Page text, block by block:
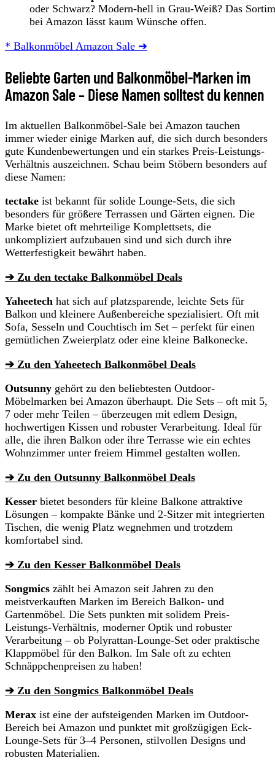
oder Schwarz? Modern-hell in Grau-Weiß? Das
bei Amazon lässt kaum Wünsche offen.
* Balkonmöbel Amazon Sale ➔
Beliebte Garten und Balkonmöbel-Marken im
Amazon Sale – Diese Namen solltest du kennen
Im aktuellen Balkonmöbel-Sale bei Amazon tauchen
immer wieder einige Marken auf, die sich durch besonders
gute Kundenbewertungen und ein starkes Preis-Leistungs-
Verhältnis auszeichnen. Schau beim Stöbern besonders auf
diese Namen:
tectake ist bekannt für solide Lounge-Sets, die sich
besonders für größere Terrassen und Gärten eignen. Die
Marke bietet oft mehrteilige Komplettsets, die
unkompliziert aufzubauen sind und sich durch ihre
Wetterfestigkeit bewährt haben.
➔ Zu den tectake Balkonmöbel Deals
Yaheetech hat sich auf platzsparende, leichte Sets für
Balkon und kleinere Außenbereiche spezialisiert. Oft mit
Sofa, Sesseln und Couchtisch im Set – perfekt für einen
gemütlichen Zweierplatz oder eine kleine Balkonecke.
➔ Zu den Yaheetech Balkonmöbel Deals
Outsunny gehört zu den beliebtesten Outdoor-
Möbelmarken bei Amazon überhaupt. Die Sets – oft mit 5,
7 oder mehr Teilen – überzeugen mit edlem Design,
hochwertigen Kissen und robuster Verarbeitung. Ideal für
alle, die ihren Balkon oder ihre Terrasse wie ein echtes
Wohnzimmer unter freiem Himmel gestalten wollen.
➔ Zu den Outsunny Balkonmöbel Deals
Kesser bietet besonders für kleine Balkone attraktive
Lösungen – kompakte Bänke und 2-Sitzer mit integrierten
Tischen, die wenig Platz wegnehmen und trotzdem
komfortabel sind.
➔ Zu den Kesser Balkonmöbel Deals
Songmics zählt bei Amazon seit Jahren zu den
meistverkauften Marken im Bereich Balkon- und
Gartenmöbel. Die Sets punkten mit solidem Preis-
Leistungs-Verhältnis, moderner Optik und robuster
Verarbeitung – ob Polyrattan-Lounge-Set oder praktische
Klappmöbel für den Balkon. Im Sale oft zu echten
Schnäppchenpreisen zu haben!
➔ Zu den Songmics Balkonmöbel Deals
Merax ist eine der aufsteigenden Marken im Outdoor-
Bereich bei Amazon und punktet mit großzügigen Eck-
Lounge-Sets für 3–4 Personen, stilvollen Designs und
robusten Materialien.